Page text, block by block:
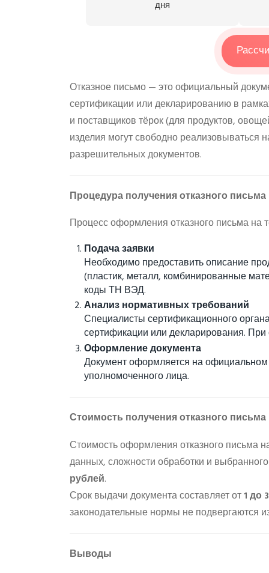
дня
Отказное письмо — это официальный
сертификации или декларированию в
и поставщиков тёрок (для продуктов,
изделия могут свободно реализовываться
разрешительных документов.
Процедура получения отказного письма
Процесс оформления отказного письма на
Подача заявки
Необходимо предоставить описание
(пластик, металл, комбинированные
коды ТН ВЭД.
Анализ нормативных требований
Специалисты сертификационного
сертификации или декларирования. При
Оформление документа
Документ оформляется на официальном
уполномоченного лица.
Стоимость получения отказного письма
Стоимость оформления отказного письма
данных, сложности обработки и
рублей.
Срок выдачи документа составляет от1 до
законодательные нормы не подвергаются
Выводы